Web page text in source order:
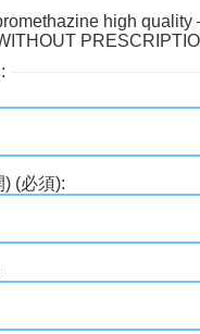
high quality
) (必須):